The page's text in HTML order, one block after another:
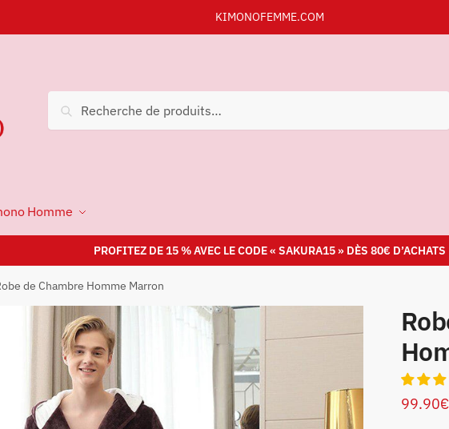
KIMONOFEMME.COM
Recherche
Homme
PROFITEZ DE 15 % AVEC LE CODE « SAKURA15 » DÈS 80€ D’ACHATS
de Chambre Homme Marron
99.90€